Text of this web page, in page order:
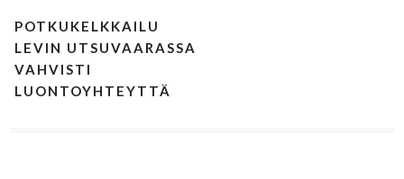
POTKUKELKKAILU
LEVIN UTSUVAARASSA
VAHVISTI
LUONTOYHTEYTTÄ